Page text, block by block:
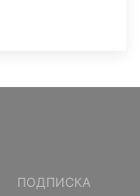
ПОДПИСКА